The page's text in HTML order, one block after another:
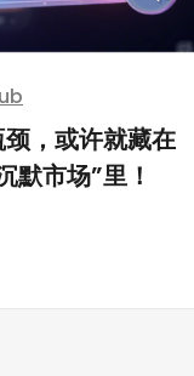
，或许就藏在
默市场”里！